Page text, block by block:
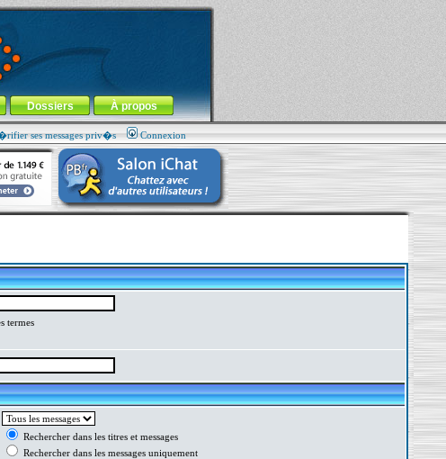
Dossiers À propos
ses messages priv�s Connexion
termes
Rechercher dans les titres et messages
Rechercher dans les messages uniquement